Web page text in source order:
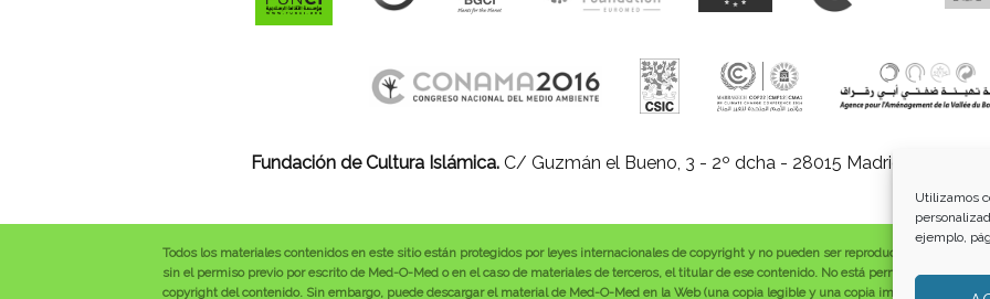
Utilizamos
ejemplo,
Fundación de Cultura Islámica.C/ Guzmán el Bueno, 3 - 2º dcha - 28015 Madrid |
Todos los materiales contenidos en este sitio están protegidos por leyes internacionales de copyright y no pueden ser reproducidos,
sin el permiso previo por escrito de Med-O-Med o en el caso de materiales de terceros, el titular de ese contenido. No está permitido borrar o
copyright del contenido. Sin embargo, puede descargar el material de Med-O-Med en la Web (una copia legible y una copia impresa por